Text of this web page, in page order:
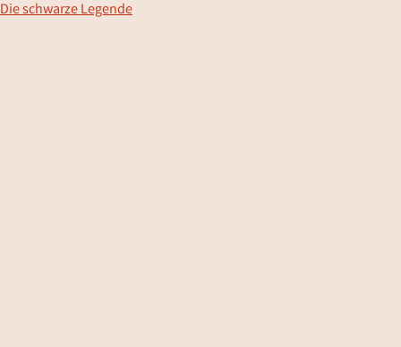
Die schwarze Legende